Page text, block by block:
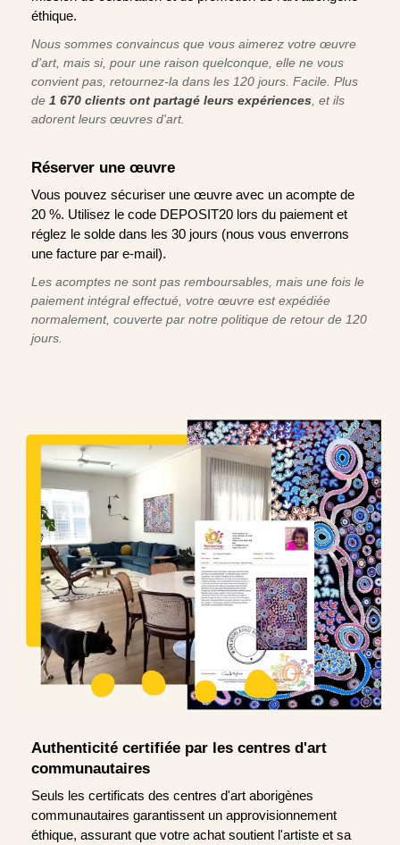
éthique.
Nous sommes convaincus que vous aimerez votre œuvre
d'art, mais si, pour une raison quelconque, elle ne vous
convient pas, retournez-la dans les 120 jours. Facile. Plus
de 1 670 clients ont partagé leurs expériences , et ils
adorent leurs œuvres d'art.
Réserver une œuvre
Vous pouvez sécuriser une œuvre avec un acompte de
20 %. Utilisez le code DEPOSIT20 lors du paiement et
réglez le solde dans les 30 jours (nous vous enverrons
une facture par e-mail).
Les acomptes ne sont pas remboursables, mais une fois le
paiement intégral effectué, votre œuvre est expédiée
normalement, couverte par notre politique de retour de 120
jours.
Authenticité certifiée par les centres d'art
communautaires
Seuls les certificats des centres d'art aborigènes
communautaires garantissent un approvisionnement
éthique, assurant que votre achat soutient l'artiste et sa